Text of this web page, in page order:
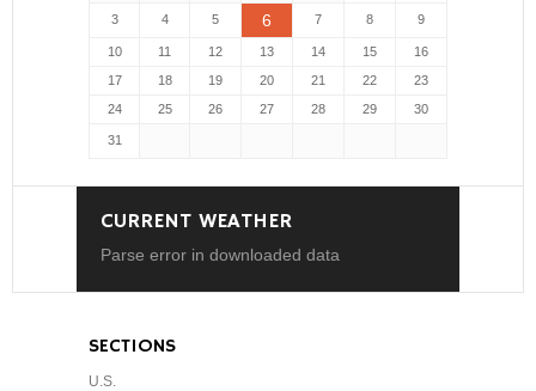
3 4 5 6 7 8 9
10 11 12 13 14 15
16
17
18 19 20 21 22
23
24
25 26 27 28 29 30
31
CURRENT WEATHER
Parse error in downloaded data
SECTIONS
U.S.